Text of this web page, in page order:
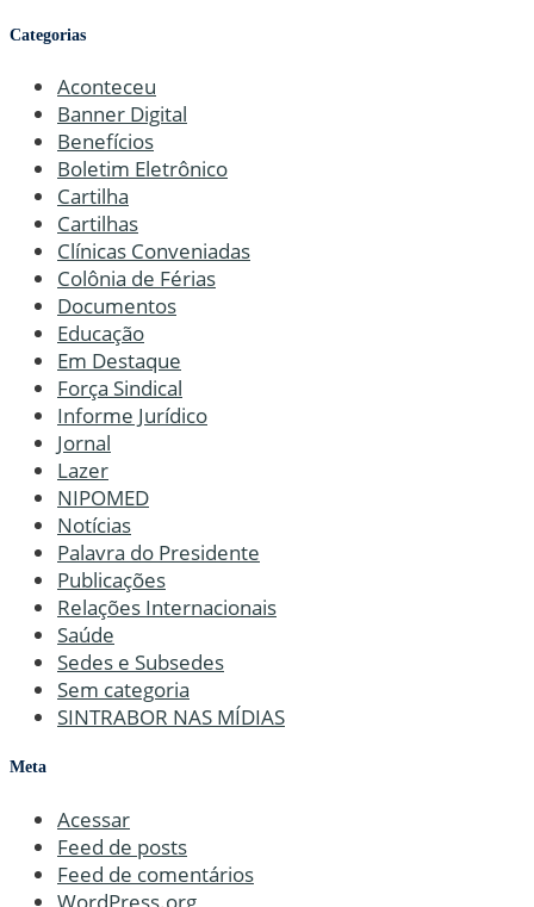
Categorias
Aconteceu
Banner Digital
Benefícios
Boletim Eletrônico
Cartilha
Cartilhas
Clínicas Conveniadas
Colônia de Férias
Documentos
Educação
Em Destaque
Força Sindical
Informe Jurídico
Jornal
Lazer
NIPOMED
Notícias
Palavra do Presidente
Publicações
Relações Internacionais
Saúde
Sedes e Subsedes
Sem categoria
SINTRABOR NAS MÍDIAS
Meta
Acessar
Feed de posts
Feed de comentários
WordPress.org